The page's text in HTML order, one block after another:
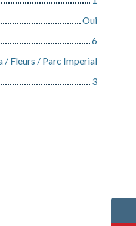
Oui
6
Fleurs / Parc Imperial
3